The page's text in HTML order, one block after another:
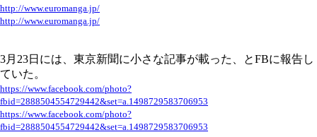
http://www.euromanga.jp/
http://www.euromanga.jp/
3月23日には、東京新聞に小さな記事が載った、とFBに報告し
ていた。
https://www.facebook.com/photo?
fbid=2888504554729442&set=a.1498729583706953
https://www.facebook.com/photo?
fbid=2888504554729442&set=a.1498729583706953